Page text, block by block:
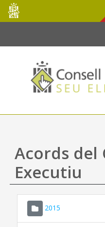
Salta al contingut principal
Consell
de
Mallorca
Acords del
Executiu
2015